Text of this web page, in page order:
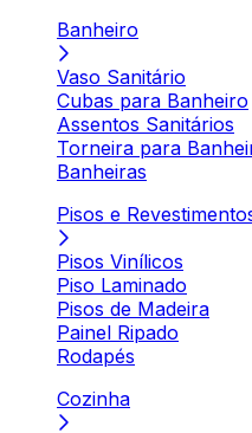
Banheiro
Vaso Sanitário
Cubas para Banheiro
Assentos Sanitários
Torneira para
Banheiras
Pisos e
Pisos Vinílicos
Piso Laminado
Pisos de Madeira
Painel Ripado
Rodapés
Cozinha